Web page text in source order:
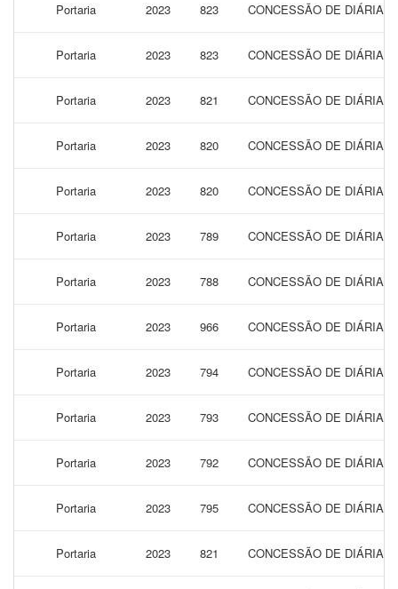
Portaria 2023 823 CONCESSÃO DE DIÁRIAS
Portaria 2023 823 CONCESSÃO DE DIÁRIAS
Portaria 2023 821 CONCESSÃO DE DIÁRIAS
Portaria 2023 820 CONCESSÃO DE DIÁRIAS
Portaria 2023 820 CONCESSÃO DE DIÁRIAS
Portaria 2023 789 CONCESSÃO DE DIÁRIAS
Portaria 2023 788 CONCESSÃO DE DIÁRIAS
Portaria 2023 966 CONCESSÃO DE DIÁRIAS
Portaria 2023 794 CONCESSÃO DE DIÁRIAS
Portaria 2023 793 CONCESSÃO DE DIÁRIAS
Portaria 2023 792 CONCESSÃO DE DIÁRIAS
Portaria 2023 795 CONCESSÃO DE DIÁRIAS
Portaria 2023 821 CONCESSÃO DE DIÁRIAS